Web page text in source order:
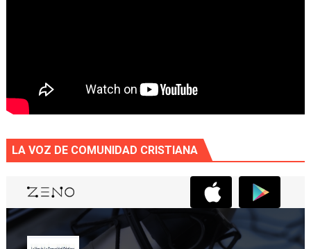
LA VOZ DE COMUNIDAD CRISTIANA